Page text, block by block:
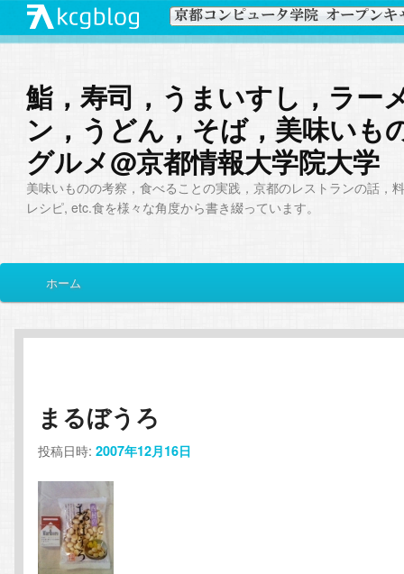
鮨，寿司，うまいすし，ラー
ン，うどん，そば，美味いも
グルメ@京都情報大学院大学
美味いものの考察，食べることの実践，京都のレストランの話，
レシピ, etc.食を様々な角度から書き綴っています。
イ
メ
イ
コ
ン
テ
ン
サ
ブ
ン
テ
ン
ツ
ホーム
まるぼうろ
投稿日時:2007年12月16日